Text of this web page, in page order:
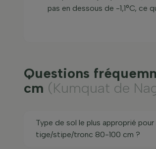
pas en dessous de -1,1°C, ce
Questions
cm (Kumquat de
Type de sol le plus approprié
tige/stipe/tronc 80-100 cm ?